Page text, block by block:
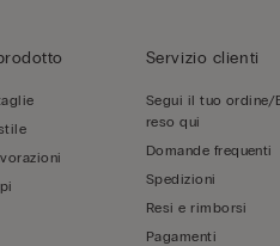
Servizio clienti
Segui il tuo ordine/
reso qui
Domande frequenti
Spedizioni
Resi e rimborsi
Pagamenti